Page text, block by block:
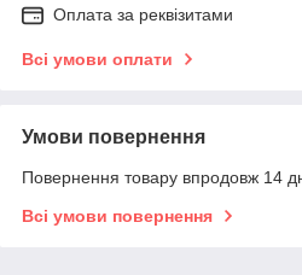
Оплата за реквізитами
Всі умови оплати
Умови повернення
Повернення товару впродовж 14
Всі умови повернення